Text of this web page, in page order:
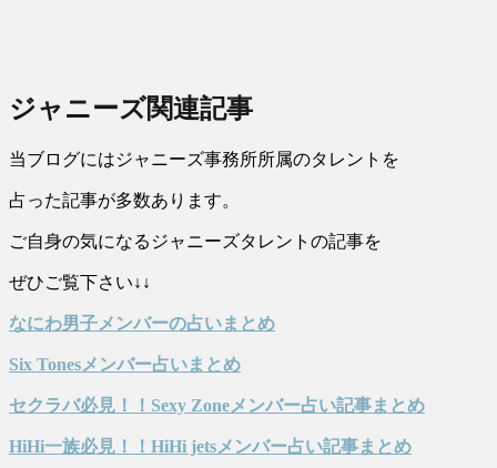
ジャニーズ関連記事
当ブログにはジャニーズ事務所所属のタレントを
占った記事が多数あります。
ご自身の気になるジャニーズタレントの記事を
ぜひご覧下さい↓↓
なにわ男子メンバーの占いまとめ
Six Tonesメンバー占いまとめ
セクラバ必見！！Sexy Zoneメンバー占い記事まとめ
HiHi一族必見！！HiHi jetsメンバー占い記事まとめ